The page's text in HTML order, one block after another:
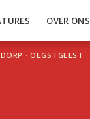
OVER ONS
· OEGSTGEEST ·